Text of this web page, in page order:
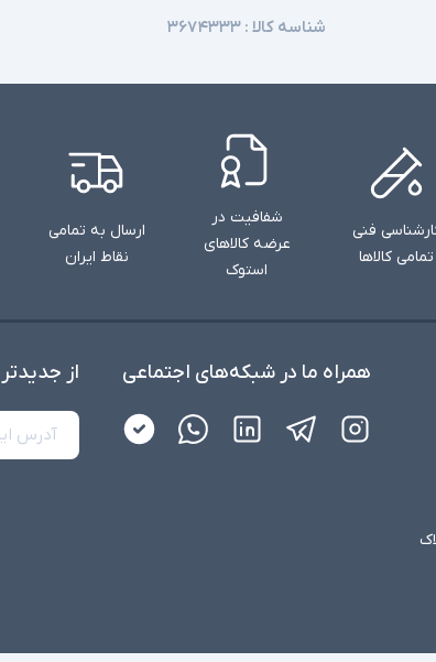
شناسه کالا : ۳۶۷۴۳۳۳
فنی
تمامی کالاها
شفافیت در
عرضه کالاهای
استوک
ارسال به تمامی
نقاط ایران
همراه ما در شبکه‌های اجتماعی از